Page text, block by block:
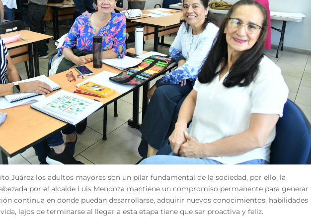
Juárez los adultos mayores son un pilar fundamental de la sociedad, por ello, la
por el alcalde Luis Mendoza mantiene un compromiso permanente para generar
continua en donde puedan desarrollarse, adquirir nuevos conocimientos, habilidades
lejos de terminarse al llegar a esta etapa tiene que ser proactiva y feliz.